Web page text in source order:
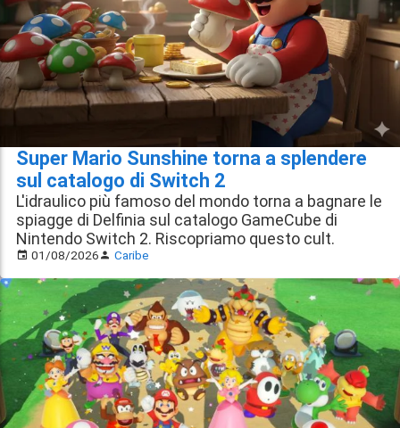
Super Mario Sunshine torna a splendere
sul catalogo di Switch 2
L'idraulico più famoso del mondo torna a bagnare le
spiagge di Delfinia sul catalogo GameCube di
Nintendo Switch 2. Riscopriamo questo cult.
01/08/2026 Caribe